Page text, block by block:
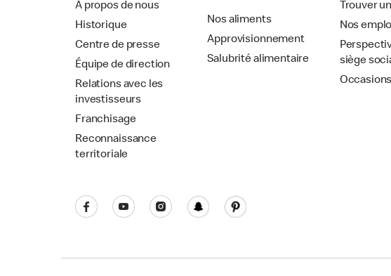
À propos de nous
Historique
Centre de presse
Équipe de direction
Relations avec les
investisseurs
Franchisage
Reconnaissance
territoriale
Nos aliments
Approvisionnement
Salubrité alimentaire
Trouver
Nos
siège